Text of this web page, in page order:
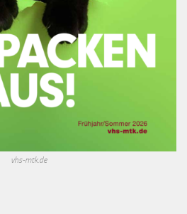
vhs-mtk.de